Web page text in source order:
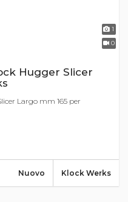
1
0
Hugger Slicer
Largo mm 165 per
Klock Werks
Nuovo